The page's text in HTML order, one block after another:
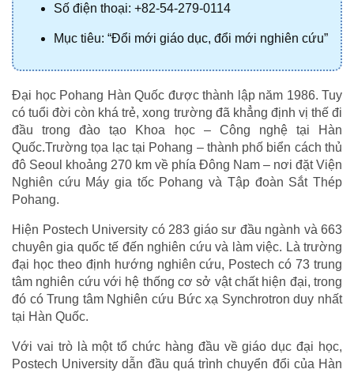
Số điện thoại: +82-54-279-0114
Mục tiêu: “Đổi mới giáo dục, đổi mới nghiên cứu”
Đại học Pohang Hàn Quốc được thành lập năm 1986. Tuy
có tuổi đời còn khá trẻ, xong trường đã khẳng định vị thế đi
đầu trong đào tạo Khoa học – Công nghệ tại Hàn
Quốc.Trường tọa lạc tại Pohang – thành phố biển cách thủ
đô Seoul khoảng 270 km về phía Đông Nam – nơi đặt Viện
Nghiên cứu Máy gia tốc Pohang và Tập đoàn Sắt Thép
Pohang.
Hiện Postech University có 283 giáo sư đầu ngành và 663
chuyên gia quốc tế đến nghiên cứu và làm việc. Là trường
đại học theo định hướng nghiên cứu, Postech có 73 trung
tâm nghiên cứu với hệ thống cơ sở vật chất hiện đại, trong
đó có Trung tâm Nghiên cứu Bức xạ Synchrotron duy nhất
tại Hàn Quốc.
Với vai trò là một tổ chức hàng đầu về giáo dục đại học,
Postech University dẫn đầu quá trình chuyển đổi của Hàn